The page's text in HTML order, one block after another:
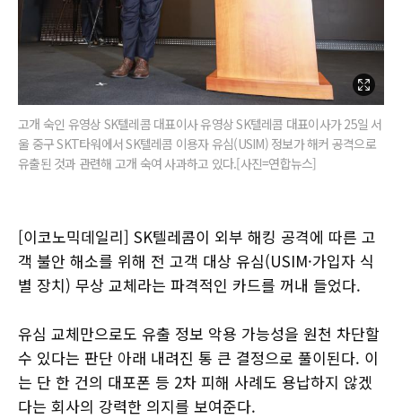
고개 숙인 유영상 SK텔레콤 대표이사 유영상 SK텔레콤 대표이사가 25일 서
울 중구 SKT타워에서 SK텔레콤 이용자 유심(USIM) 정보가 해커 공격으로
유출된 것과 관련해 고개 숙여 사과하고 있다.[사진=연합뉴스]
[이코노믹데일리] SK텔레콤이 외부 해킹 공격에 따른 고
객 불안 해소를 위해 전 고객 대상 유심(USIM·가입자 식
별 장치) 무상 교체라는 파격적인 카드를 꺼내 들었다.
유심 교체만으로도 유출 정보 악용 가능성을 원천 차단할
수 있다는 판단 아래 내려진 통 큰 결정으로 풀이된다. 이
는 단 한 건의 대포폰 등 2차 피해 사례도 용납하지 않겠
다는 회사의 강력한 의지를 보여준다.